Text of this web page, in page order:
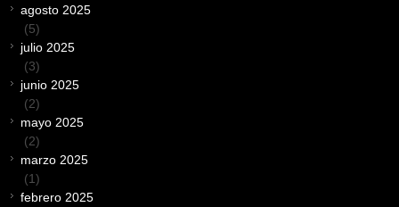
agosto 2025
(5)
julio 2025
(3)
junio 2025
(2)
mayo 2025
(2)
marzo 2025
(1)
febrero 2025